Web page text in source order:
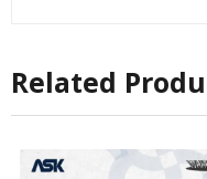
Related